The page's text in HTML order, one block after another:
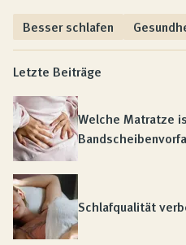
Besser schlafen
Letzte Beiträge
Welche Matratze
Schlafqualität